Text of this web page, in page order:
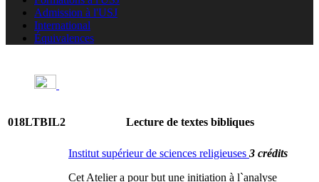
Admission à l'USJ
International
Équivalences
018LTBIL2 Lecture de textes bibliques
Institut supérieur de sciences religieuses 3 crédits
Cet Atelier a pour but une initiation à l`analyse